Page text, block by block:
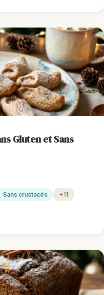
Gluten et Sans
Sans crustacés +11